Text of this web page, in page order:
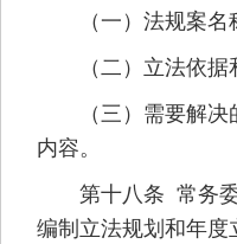
（一）法规案名
（二）立法依据
（三）需要解决
内容。
第十八条 常务委
编制立法规划和年度